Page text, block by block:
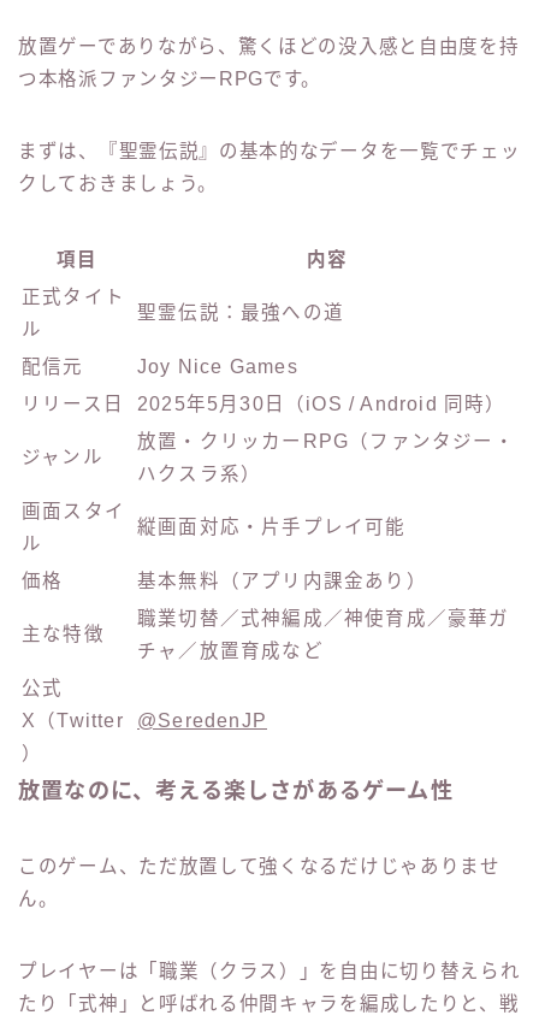
放置ゲーでありながら、驚くほどの没入感と自由度を持
つ本格派ファンタジーRPGです。
まずは、『聖霊伝説』の基本的なデータを一覧でチェッ
クしておきましょう。
項目
内容
正式タイト
ル
聖霊伝説：最強への道
配信元
Joy Nice Games
リリース日
2025年5月30日（iOS / Android 同時）
ジャンル
放置・クリッカーRPG（ファンタジー・
ハクスラ系）
画面スタイ
ル
縦画面対応・片手プレイ可能
価格 基本無料（アプリ内課金あり）
主な特徴
職業切替／式神編成／神使育成／豪華ガ
チャ／放置育成など
公式
X（Twitter
）
@SeredenJP
放置なのに、考える楽しさがあるゲーム性
このゲーム、ただ放置して強くなるだけじゃありませ
ん。
プレイヤーは「職業（クラス）」を自由に切り替えられ
たり「式神」と呼ばれる仲間キャラを編成したりと、戦